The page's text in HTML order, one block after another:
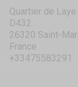
Quartier de
D432
26320 Saint-
France
+33475583291